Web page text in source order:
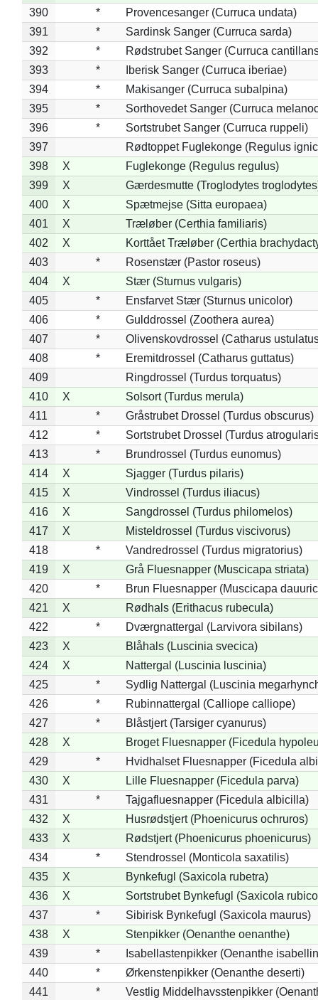
390
*
Provencesanger (Curruca undata)
391
*
Sardinsk Sanger (Curruca sarda)
392
*
Rødstrubet Sanger (Curruca
393
*
Iberisk Sanger (Curruca iberiae)
394
*
Makisanger (Curruca subalpina)
395
*
Sorthovedet Sanger (Curruca
396
*
Sortstrubet Sanger (Curruca ruppeli)
397
Rødtoppet Fuglekonge (Regulus
398
X
Fuglekonge (Regulus regulus)
399
X
Gærdesmutte (Troglodytes
400
X
Spætmejse (Sitta europaea)
401
X
Træløber (Certhia familiaris)
402
X
Korttået Træløber (Certhia
403
*
Rosenstær (Pastor roseus)
404
X
Stær (Sturnus vulgaris)
405
*
Ensfarvet Stær (Sturnus unicolor)
406
*
Gulddrossel (Zoothera aurea)
407
*
Olivenskovdrossel (Catharus
408
*
Eremitdrossel (Catharus guttatus)
409
Ringdrossel (Turdus torquatus)
410
X
Solsort (Turdus merula)
411
*
Gråstrubet Drossel (Turdus obscurus)
412
*
Sortstrubet Drossel (Turdus
413
*
Brundrossel (Turdus eunomus)
414
X
Sjagger (Turdus pilaris)
415
X
Vindrossel (Turdus iliacus)
416
X
Sangdrossel (Turdus philomelos)
417
X
Misteldrossel (Turdus viscivorus)
418
*
Vandredrossel (Turdus migratorius)
419
X
Grå Fluesnapper (Muscicapa striata)
420
*
Brun Fluesnapper (Muscicapa
421
X
Rødhals (Erithacus rubecula)
422
*
Dværgnattergal (Larvivora sibilans)
423
X
Blåhals (Luscinia svecica)
424
X
Nattergal (Luscinia luscinia)
425
*
Sydlig Nattergal (Luscinia
426
*
Rubinnattergal (Calliope calliope)
427
*
Blåstjert (Tarsiger cyanurus)
428
X
Broget Fluesnapper (Ficedula
429
*
Hvidhalset Fluesnapper (Ficedula
430
X
Lille Fluesnapper (Ficedula parva)
431
*
Tajgafluesnapper (Ficedula albicilla)
432
X
Husrødstjert (Phoenicurus ochruros)
433
X
Rødstjert (Phoenicurus phoenicurus)
434
*
Stendrossel (Monticola saxatilis)
435
X
Bynkefugl (Saxicola rubetra)
436
X
Sortstrubet Bynkefugl (Saxicola
437
*
Sibirisk Bynkefugl (Saxicola maurus)
438
X
Stenpikker (Oenanthe oenanthe)
439
*
Isabellastenpikker (Oenanthe
440
*
Ørkenstenpikker (Oenanthe deserti)
441
*
Vestlig Middelhavsstenpikker